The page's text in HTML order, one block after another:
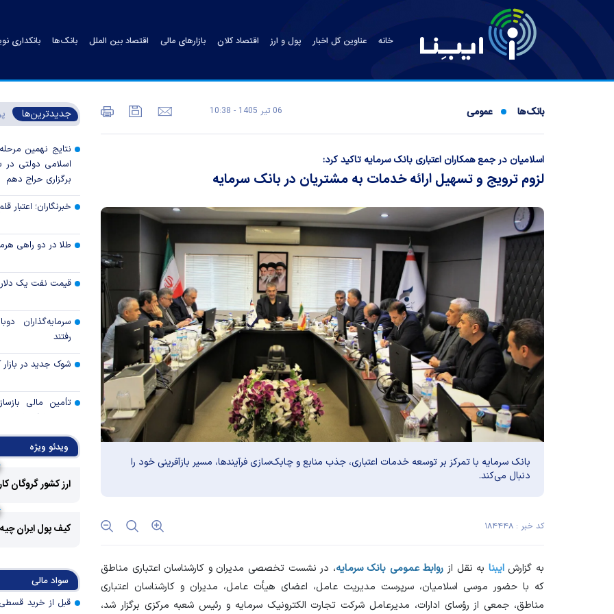
خانه عناوین کل اخبار پول و ارز اقتصاد کلان بازارهای مالی اقتصاد بین الملل بانک‌ها بانکداری
بانک‌ها عمومی 06 تير 1405 - 10:38
اسلامیان در جمع همکاران اعتباری بانک سرمایه تاکید کرد:
لزوم ترویج و تسهیل ارائه خدمات به مشتریان در بانک سرمایه
بانک سرمایه با تمرکز بر توسعه خدمات اعتباری، جذب منابع و چابک‌سازی فرآیندها، مسیر بازآفرینی خود را
دنبال می‌کند.
کد خبر : ۱۸۴۴۴۸
به گزارشایبنا به نقل از روابط عمومی بانک سرمایه، در نشست تخصصی مدیران و کارشناسان اعتباری مناطق
که با حضور موسی اسلامیان، سرپرست مدیریت عامل، اعضای هیأت عامل، مدیران و کارشناسان اعتباری
مناطق، جمعی از رؤسای ادارات، مدیرعامل شرکت تجارت الکترونیک سرمایه و رئیس شعبه مرکزی برگزار شد،
جدیدترین‌ها
نتایج نهمین
برگزاری حراج دهم
خبرنگاران؛ اعتبار
طلا در دو راهی
قیمت نفت یک دلار
سرمایه‌گذاران
رفتند
شوک جدید در بازار
تأمین مالی
دوش بانک‌ها باشد
چگونه
بازار‌های جهانی را
صیانت از
بیمه‌ای؛ ضرورتی
عمومی و پایداری
پرچم بانک سرمایه
اهتزاز درآمد
ویدئو ویژه
ارز کشور گروگان
کیف پول ایران
سواد مالی